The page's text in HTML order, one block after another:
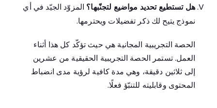
هل تستطيع تحديد مواضيع لتجنّبها؟ المزوّد الجيّد في أي
نموذج يتيح لك ذكر تفضيلات ويحترمها.
الحصة التجريبية المجانية هي حيث تؤكّد كل هذا أثناء
العمل. تستمر الحصة التجريبية الحقيقية من عشرين
إلى ثلاثين دقيقة، وهي مدة كافية لرؤية مدى انضباط
المحتوى وقابليته للتنبّؤ فعلًا.